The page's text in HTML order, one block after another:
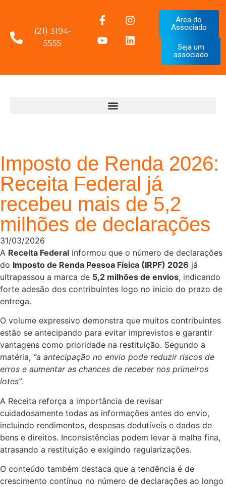
(21) 3194-
5555
Área do
Associado
Seja um
associado
Imposto de Renda 2026:
Receita Federal já
recebeu mais de 5,2
milhões de declarações
31/03/2026
A Receita Federal informou que o número de declarações
do Imposto de Renda Pessoa Física (IRPF) 2026 já
ultrapassou a marca de 5,2 milhões de envios, indicando
forte adesão dos contribuintes logo no início do prazo de
entrega.
O volume expressivo demonstra que muitos contribuintes
estão se antecipando para evitar imprevistos e garantir
vantagens como prioridade na restituição. Segundo a
matéria, “a antecipação no envio pode reduzir riscos de
erros e aumentar as chances de receber nos primeiros
lotes”.
A Receita reforça a importância de revisar
cuidadosamente todas as informações antes do envio,
incluindo rendimentos, despesas dedutíveis e dados de
bens e direitos. Inconsistências podem levar à malha fina,
atrasando a restituição e exigindo regularizações.
O conteúdo também destaca que a tendência é de
crescimento contínuo no número de declarações ao longo